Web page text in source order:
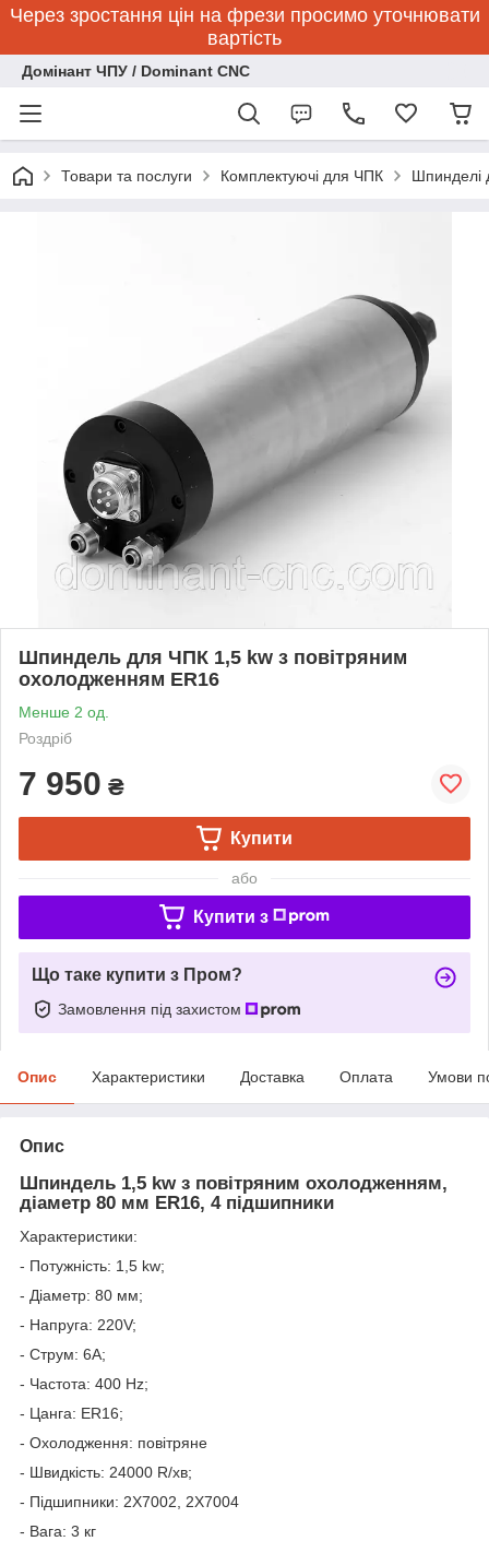
Через зростання цін на фрези просимо уточнювати
вартість
Домінант ЧПУ / Dominant CNC
Товари та послуги Комплектуючі для ЧПК Шпинделі
Шпиндель для ЧПК 1,5 kw з повітряним
охолодженням ER16
Менше 2 од.
Роздріб
7 950 ₴
Купити
або
Купити з
Що таке купити з Пром?
Замовлення під захистом
Опис Характеристики Доставка Оплата Умови
Опис
Шпиндель 1,5 kw з повітряним охолодженням,
діаметр 80 мм ER16, 4 підшипники
Характеристики:
- Потужність: 1,5 kw;
- Діаметр: 80 мм;
- Напруга: 220V;
- Струм: 6А;
- Частота: 400 Hz;
- Цанга: ER16;
- Охолодження: повітряне
- Швидкість: 24000 R/хв;
- Підшипники: 2X7002, 2X7004
- Вага: 3 кг